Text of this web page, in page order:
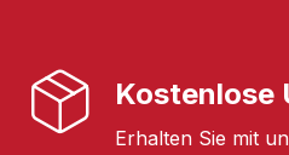
Kostenlose
Erhalten Sie mit